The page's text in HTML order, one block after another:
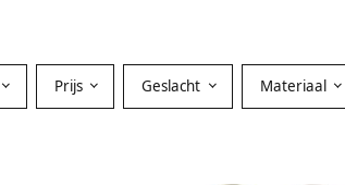
Prijs Geslacht Materiaal